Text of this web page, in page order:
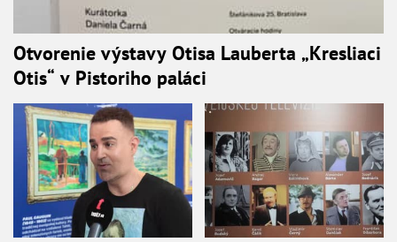
Otvorenie výstavy Otisa Lauberta „Kresliaci
Otis“ v Pistoriho paláci